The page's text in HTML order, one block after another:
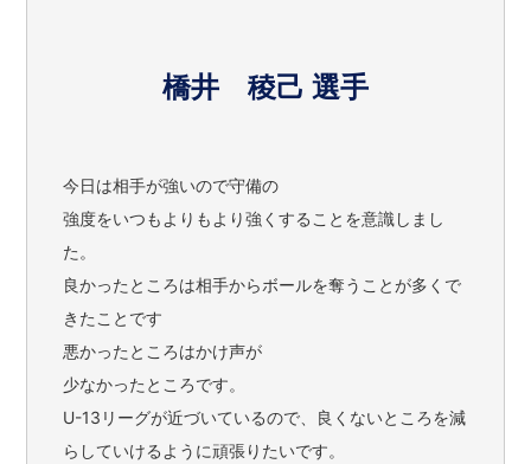
橋井 稜己 選手
今日は相手が強いので守備の
強度をいつもよりもより強くすることを意識しまし
た。
良かったところは相手からボールを奪うことが多くで
きたことです
悪かったところはかけ声が
少なかったところです。
U-13リーグが近づいているので、良くないところを減
らしていけるように頑張りたいです。